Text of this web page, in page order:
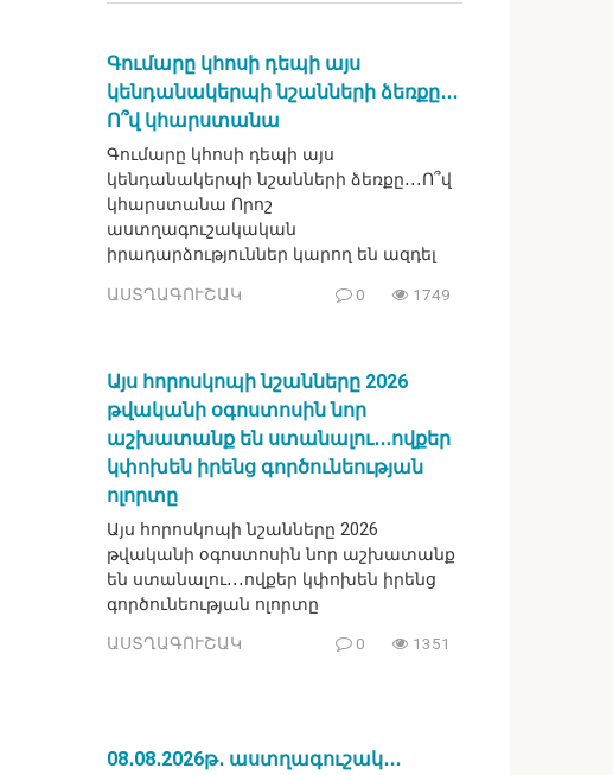
Գումարը կհոսի դեպի այս
կենդանակերպի նշանների ձեռքը․․․
Ո՞վ կհարստանա
Գումարը կհոսի դեպի այս
կենդանակերպի նշանների ձեռքը․․․Ո՞վ
կհարստանա Որոշ
աստղագուշակական
իրադարձություններ կարող են ազդել
ԱՍՏՂԱԳՈՒՇԱԿ 0 1749
Այս հորոսկոպի նշանները 2026
թվականի օգոստոսին նոր
աշխատանք են ստանալու․․․ովքեր
կփոխեն իրենց գործունեության
ոլորտը
Այս հորոսկոպի նշանները 2026
թվականի օգոստոսին նոր աշխատանք
են ստանալու․․․ովքեր կփոխեն իրենց
գործունեության ոլորտը
ԱՍՏՂԱԳՈՒՇԱԿ 0 1351
08․08․2026թ․ աստղագուշակ․․․